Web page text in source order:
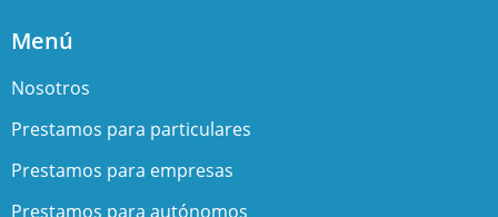
Menú
Nosotros
Prestamos para particulares
Prestamos para empresas
Prestamos para autónomos